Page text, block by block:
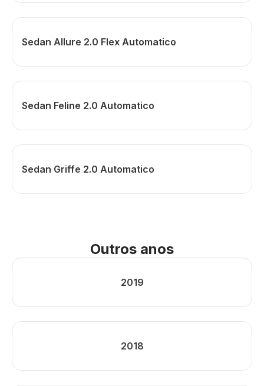
Sedan Allure 2.0 Flex Automatico
Sedan Feline 2.0 Automatico
Sedan Griffe 2.0 Automatico
Outros anos
2019
2018